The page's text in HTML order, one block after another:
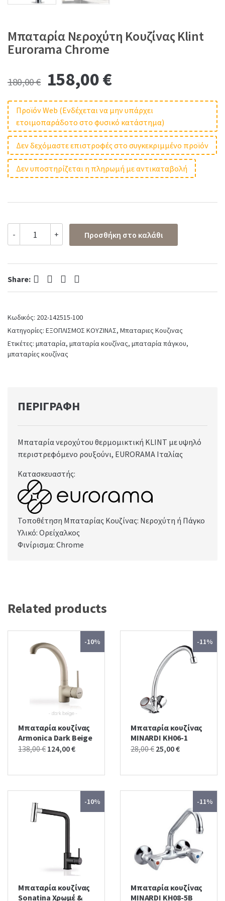
Μπαταρία Νεροχύτη Κουζίνας Klint
Eurorama Chrome
180,00€ Original
price
was:
180,00 €.
158,00€Current
price
is:
158,00 €.
Προϊόν Web (Ενδέχεται να μην υπάρχει
ετοιμοπαράδοτο στο φυσικό κατάστημα)
Δεν δεχόμαστε επιστροφές στο συγκεκριμμένο προϊόν
Δεν υποστηρίζεται η πληρωμή με αντικαταβολή
-
Νεροχύτη
Κουζίνας
Chrome
+ Προσθήκη στο καλάθι
Share: Facebook Twitter Pinterest LinkedIn
Κωδικός: 202-142515-100
Κατηγορίες: ΕΞΟΠΛΙΣΜΟΣ ΚΟΥΖΙΝΑΣ, Μπαταριες Κουζινας
Ετικέτες: μπαταρία, μπαταρία κουζίνας, μπαταρία πάγκου,
μπαταρίες κουζίνας
ΠΕΡΙΓΡΑΦΉ
Μπαταρία νεροχύτου θερμομικτική KLINT με υψηλό
περιστρεφόμενο ρουξούνι, EURORAMA Ιταλίας
Κατασκευαστής:
Τοποθέτηση Μπαταρίας Κουζίνας: Νεροχύτη ή Πάγκο
Υλικό: Ορείχαλκος
Φινίρισμα: Chrome
Related products
-10%
Μπαταρία κουζίνας
Armonica Dark Beige
138,00€ Original
was:
124,00€Current
is:
-11%
Μπαταρία κουζίνας
MINARDI KH06-1
28,00€ Original
was:
25,00€Current
is:
-10%
Μπαταρία κουζίνας
Sonatina Χρωμέ &
-11%
Μπαταρία κουζίνας
MINARDI KH08-5B